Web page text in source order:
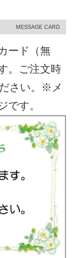
MESSAGE CARD
ード（無
。ご注文時
さい。※メ
です。